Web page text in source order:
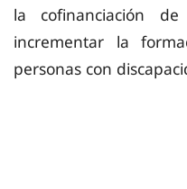
la cofinanciación
incrementar la
personas con